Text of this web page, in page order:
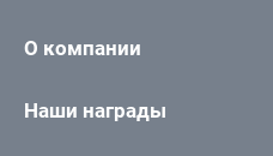
О компании
Наши награды